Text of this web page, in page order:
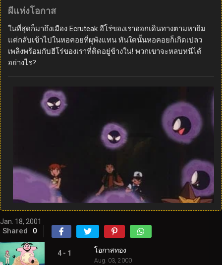
ผีแห่งโอกาส
ในที่สุดก็มาถึงเมือง Ecruteak ฮีโร่ของเราออกเดินทางตามหายิม
แต่กลับเข้าไปในหอคอยที่ผุพังแทน ทันใดนั้นหอคอยก็เกิดเปลว
เพลิงพร้อมกับฮีโร่ของเราที่ติดอยู่ข้างใน! พวกเขาจะหลบหนีได้
อย่างไร?
Jan. 18, 2001
Shared 0
4 - 1 โอกาสทอง
Aug. 03, 2000